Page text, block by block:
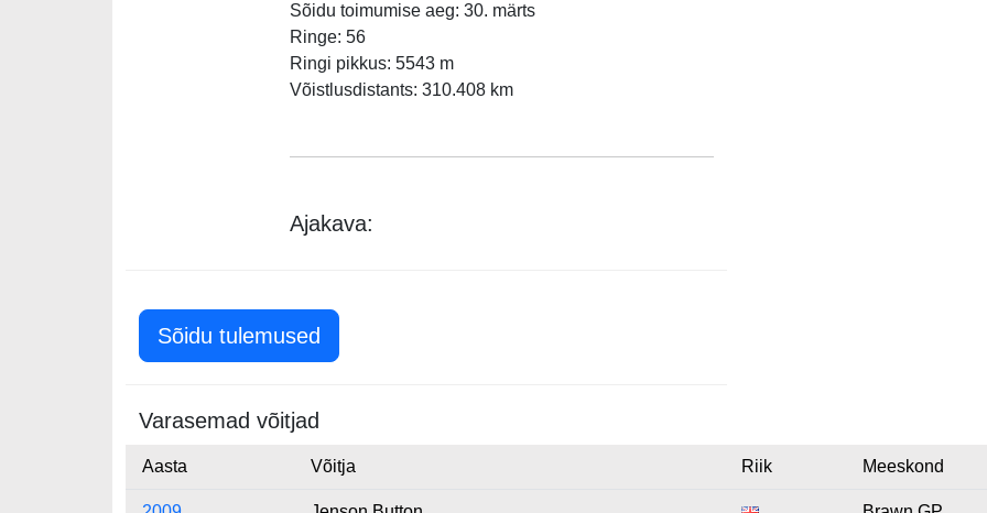
Sõidu toimumise aeg: 30. märts
Ringe: 56
Ringi pikkus: 5543 m
Võistlusdistants: 310.408 km
Ajakava:
Sõidu tulemused
Varasemad võitjad
Aasta Võitja Riik Meeskond